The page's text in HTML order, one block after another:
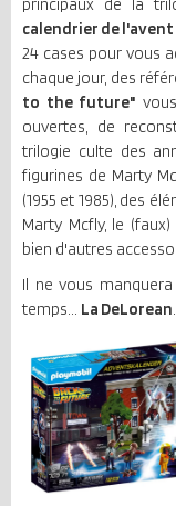
principaux de la
calendrier de l'avent
24 cases pour vous
chaque jour, des
to the future"
ouvertes, de
trilogie culte des
figurines de Marty
(1955 et 1985), des
Marty Mcfly, le
bien d'autres
Il ne vous
temps... La DeLorean.